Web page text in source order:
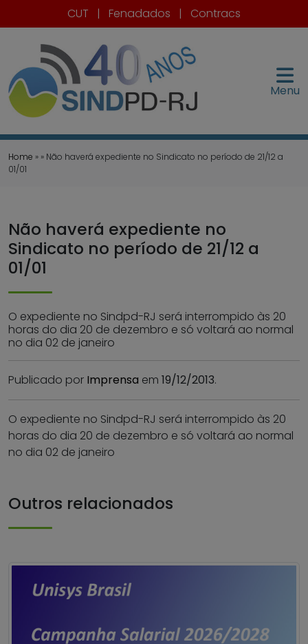
CUT | Fenadados | Contracs
Menu
Home » » Não haverá expediente no Sindicato no período de 21/12 a
01/01
Não haverá expediente no
Sindicato no período de 21/12 a
01/01
O expediente no Sindpd-RJ será interrompido às 20
horas do dia 20 de dezembro e só voltará ao normal
no dia 02 de janeiro
Publicado por Imprensa em 19/12/2013.
O expediente no Sindpd-RJ será interrompido às 20
horas do dia 20 de dezembro e só voltará ao normal
no dia 02 de janeiro
Outros relacionados